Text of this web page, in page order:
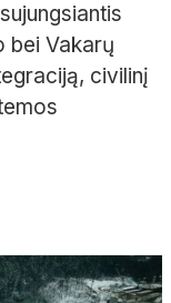
bei Vakarų
civilinį